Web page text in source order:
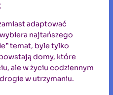
adaptować
najtańszego
temat, byle tylko
domy, które
ale w życiu codziennym
w utrzymaniu.